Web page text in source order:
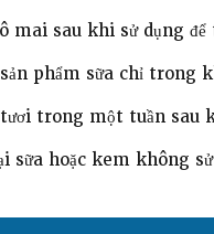
mai sau khi sử dụng
phẩm sữa chỉ trong
trong một tuần sau
sữa hoặc kem không